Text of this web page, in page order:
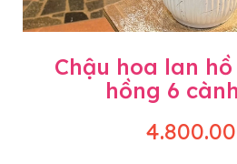
Chậu hoa lan
hồng 6